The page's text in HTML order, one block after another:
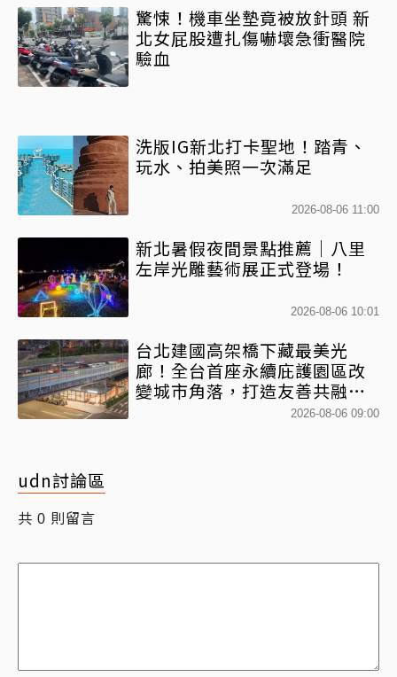
驚悚！機車坐墊竟被放針頭 新
北女屁股遭扎傷嚇壞急衝醫院
驗血
洗版IG新北打卡聖地！踏青、
玩水、拍美照一次滿足
2026-08-06 11:00
新北暑假夜間景點推薦｜八里
左岸光雕藝術展正式登場！
2026-08-06 10:01
台北建國高架橋下藏最美光
廊！全台首座永續庇護園區改
變城市角落，打造友善共融新
2026-08-06 09:00
udn討論區
共 0 則留言